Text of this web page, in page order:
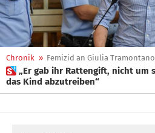
Chronik » Femizid an Giulia Tramontano
 „Er gab ihr Rattengift, nicht um sie zu töten, sondern um
das Kind abzutreiben“